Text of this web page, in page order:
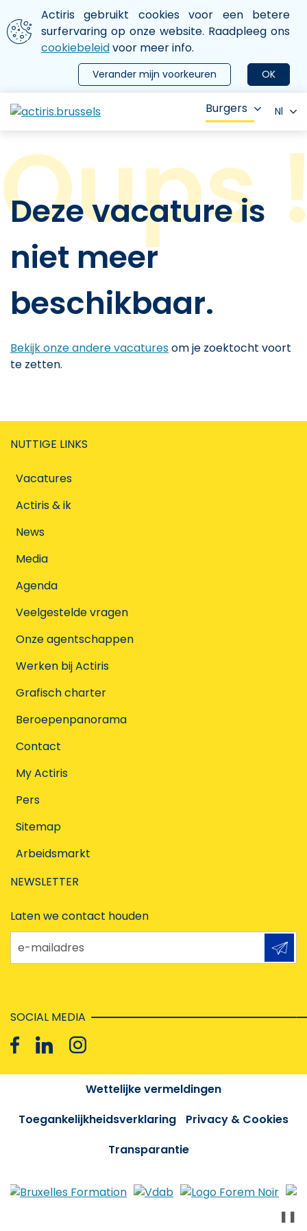
Aller au contenu principal
We gebruiken cookies
Actiris gebruikt cookies voor een betere
surfervaring op onze website. Raadpleeg ons
cookiebeleidvoor meer info.
OK
Verander mijn voorkeuren
le menu
Burgers Nl
Deze vacature is
niet meer
beschikbaar.
Bekijk onze andere vacaturesom je zoektocht voort
te zetten.
NUTTIGE LINKS
Vacatures
Actiris & ik
News
Media
Agenda
Veelgestelde vragen
Onze agentschappen
Werken bij Actiris
Grafisch charter
Beroepenpanorama
Contact
My Actiris
Pers
Sitemap
Arbeidsmarkt
NEWSLETTER
Laten we contact houden
e-mailadres
SOCIAL MEDIA
Wettelijke vermeldingen
Toegankelijkheidsverklaring
Privacy & Cookies
Transparantie
❚❚